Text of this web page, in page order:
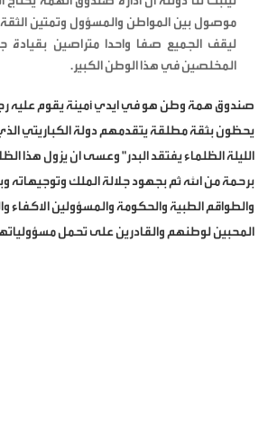
موصول بين المواطن والمسؤول وتمتين
ليقف الجميع صفا واحدا متراصين بقيادة
المخلصين في هذا الوطن الكبير.
صندوق همة وطن هو في ايدي أمينة يقوم عليه
يحظون بثقة مطلقة يتقدمهم دولة الكباريتي
الليلة الظلماء يفتقد البدر" وعسى ان يزول هذا
برحمة من الله ثم بجهود جلالة الملك وتوجيهاته
والطواقم الطبية والحكومة والمسؤولين الاكفاء
المحبين لوطنهم والقادرين على تحمل